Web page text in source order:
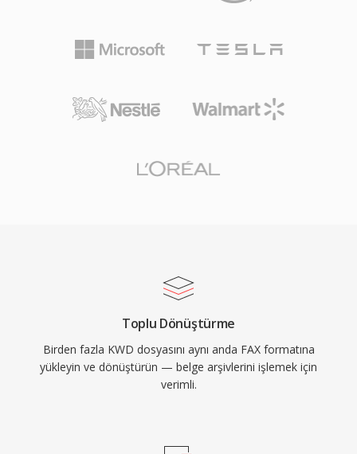
Toplu Dönüştürme
Birden fazla KWD dosyasını aynı anda FAX formatına
yükleyin ve dönüştürün — belge arşivlerini işlemek için
verimli.